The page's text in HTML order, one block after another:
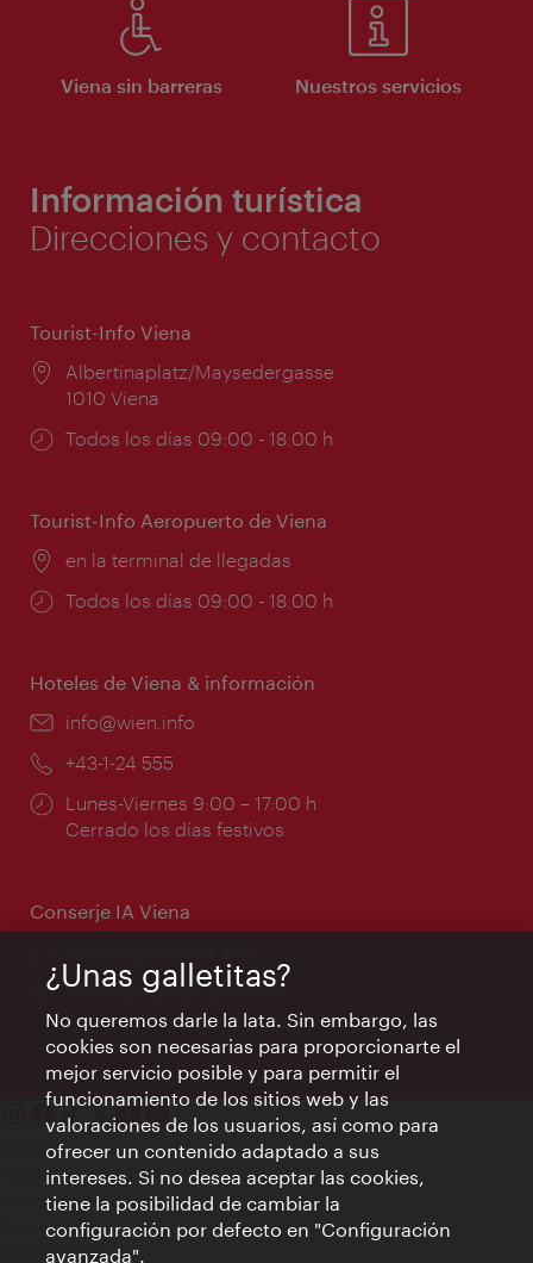
Viena sin barreras Nuestros servicios
Información turística
Direcciones y contacto
Tourist-Info Viena
Lugar:
Albertinaplatz/Maysedergasse
1010 Viena
Horarios
Todos los días 09:00 - 18:00 h
Tourist-Info Aeropuerto de Viena
Lugar:
en la terminal de llegadas
Horarios
Todos los días 09:00 - 18:00 h
Hoteles de Viena & información
e-
info@wien.info
Teléfono:
+43-1-24 555
Horarios
de
Lunes-Viernes 9:00 – 17:00 h
Cerrado los días festivos
Conserje IA Viena
Información las 24 horas
Contacto
Aviso legal
Política de privacidad de datos
Terms of Use
Accesibilidad
¿Unas galletitas?
No queremos darle la lata. Sin embargo, las
cookies son necesarias para proporcionarte el
mejor servicio posible y para permitir el
funcionamiento de los sitios web y las
valoraciones de los usuarios, así como para
ofrecer un contenido adaptado a sus
intereses. Si no desea aceptar las cookies,
tiene la posibilidad de cambiar la
configuración por defecto en "Configuración
avanzada".